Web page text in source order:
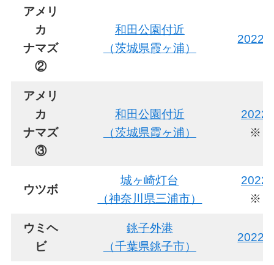
アメリ
カ
ナマズ
②
和田公園付近
（茨城県霞ヶ浦）
2022
アメリ
カ
ナマズ
③
和田公園付近
（茨城県霞ヶ浦）
2022
※ヒ
ウツボ
城ヶ崎灯台
（神奈川県三浦市）
2022
※ヒ
ウミヘ
ビ
銚子外港
（千葉県銚子市）
2022